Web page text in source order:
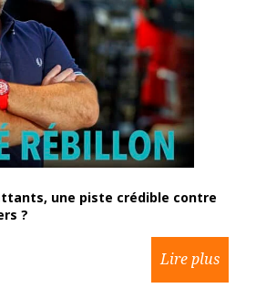
une piste crédible contre
?